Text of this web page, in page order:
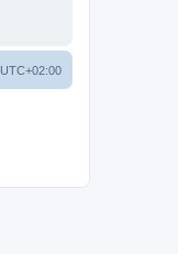
UTC+02:00